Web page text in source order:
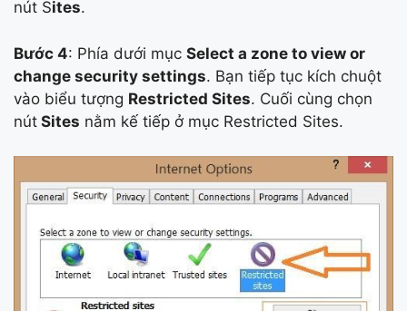
nút Sites.
Bước 4: Phía dưới mục Select a zone to view or
change security settings. Bạn tiếp tục kích chuột
vào biểu tượng Restricted Sites. Cuối cùng chọn
nút Sites nằm kế tiếp ở mục Restricted Sites.